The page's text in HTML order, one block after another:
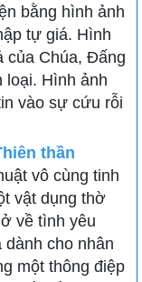
bằng hình ảnh
tự giá. Hình
của Chúa, Đấng
loại. Hình ảnh
vào sự cứu rỗi
thần
vô cùng tinh
vật dụng thờ
về tình yêu
cho nhân
một thông điệp